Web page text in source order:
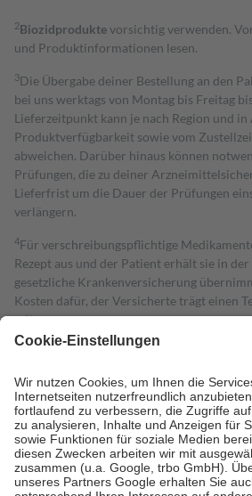
2Biozidproduktevorsichtig verwenden.
und Produktinformationen lesen.
3Die Übergabe deiner Bestellung an den
bei uns werktags von Montag bis Freitag
Lieferzeitpunkt kann je nach Region und
Produktverfügbarkeit sowie vom
abweichen. Darüber hinaus können
Prüfungen, die zu deiner
Lieferfrist um die Dauer der Prüfungen
verlängern.
4Für verschreibungspflichtige
Rezept aus und der Patient erhält sie in
gesetzliche Krankenversicherung
Kosten dafür, der Versicherte trägt einen
mit.
Grundsätzlich leisten Mitglieder
höchstens zehn Euro.
Es sind jedoch nie
Kosten der Leistung zu entrichten.
Diese Regeln gelten grundsätzlich auch
Bei Heilmitteln und häuslicher
Zuzahlung zehn Prozent der Kosten sowie
Verordnung.
Um das Engagement der Versicherten für